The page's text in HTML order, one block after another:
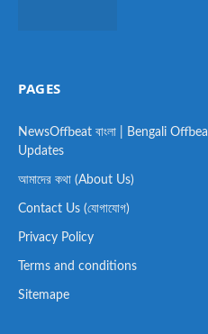
PAGES
NewsOffbeat বাংলা | Bengali
Updates
আমাদের কথা (About Us)
Contact Us (যোগাযোগ)
Privacy Policy
Terms and conditions
Sitemape